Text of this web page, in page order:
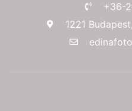
+36-
1221